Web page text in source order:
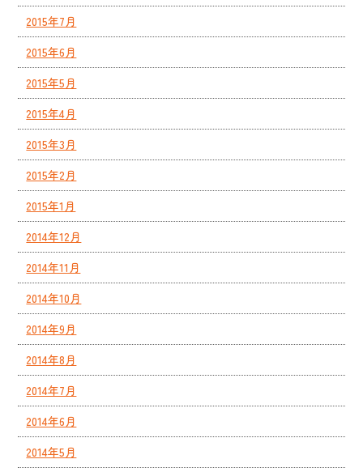
2015年7月
2015年6月
2015年5月
2015年4月
2015年3月
2015年2月
2015年1月
2014年12月
2014年11月
2014年10月
2014年9月
2014年8月
2014年7月
2014年6月
2014年5月